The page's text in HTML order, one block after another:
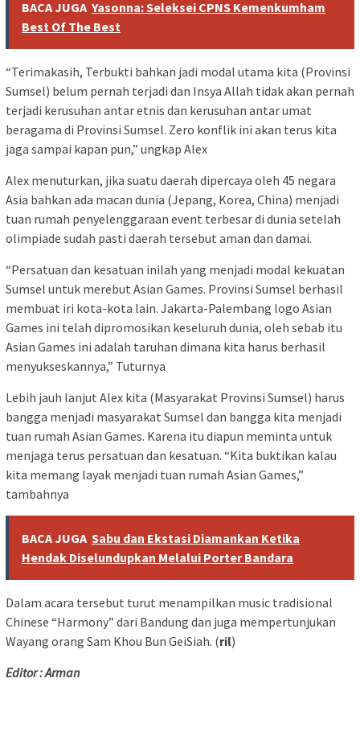
BACA JUGA Yasonna: Seleksei CPNS Kemenkumham
Best Of The Best
“Terimakasih, Terbukti bahkan jadi modal utama kita (Provinsi
Sumsel) belum pernah terjadi dan Insya Allah tidak akan pernah
terjadi kerusuhan antar etnis dan kerusuhan antar umat
beragama di Provinsi Sumsel. Zero konflik ini akan terus kita
jaga sampai kapan pun,” ungkap Alex
Alex menuturkan, jika suatu daerah dipercaya oleh 45 negara
Asia bahkan ada macan dunia (Jepang, Korea, China) menjadi
tuan rumah penyelenggaraan event terbesar di dunia setelah
olimpiade sudah pasti daerah tersebut aman dan damai.
“Persatuan dan kesatuan inilah yang menjadi modal kekuatan
Sumsel untuk merebut Asian Games. Provinsi Sumsel berhasil
membuat iri kota-kota lain. Jakarta-Palembang logo Asian
Games ini telah dipromosikan keseluruh dunia, oleh sebab itu
Asian Games ini adalah taruhan dimana kita harus berhasil
menyukseskannya,” Tuturnya
Lebih jauh lanjut Alex kita (Masyarakat Provinsi Sumsel) harus
bangga menjadi masyarakat Sumsel dan bangga kita menjadi
tuan rumah Asian Games. Karena itu diapun meminta untuk
menjaga terus persatuan dan kesatuan. “Kita buktikan kalau
kita memang layak menjadi tuan rumah Asian Games,”
tambahnya
BACA JUGA Sabu dan Ekstasi Diamankan Ketika
Hendak Diselundupkan Melalui Porter Bandara
Dalam acara tersebut turut menampilkan music tradisional
Chinese “Harmony” dari Bandung dan juga mempertunjukan
Wayang orang Sam Khou Bun GeiSiah. (ril)
Editor : Arman